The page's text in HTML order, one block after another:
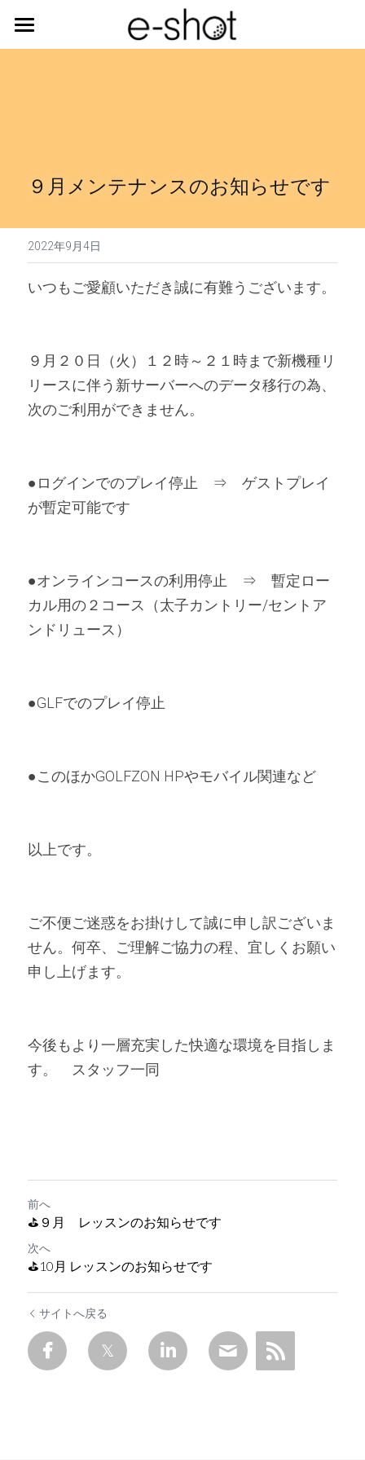
ご利用の流れ
予約
９月メンテナンスのお知らせです
2022年9月4日
いつもご愛顧いただき誠に有難うございます。
９月２０日（火）１２時～２１時まで新機種リ
リースに伴う新サーバーへのデータ移行の為、
次のご利用ができません。
●ログインでのプレイ停止　⇒　ゲストプレイ
が暫定可能です
●オンラインコースの利用停止　⇒　暫定ロー
カル用の２コース（太子カントリー/セントア
ンドリュース）
●GLFでのプレイ停止
●このほかGOLFZON HPやモバイル関連など
以上です。
ご不便ご迷惑をお掛けして誠に申し訳ございま
せん。何卒、ご理解ご協力の程、宜しくお願い
申し上げます。
今後もより一層充実した快適な環境を目指しま
す。　スタッフ一同
前へ
⛳９月 レッスンのお知らせです
次へ
⛳10月 レッスンのお知らせです
サイトへ戻る